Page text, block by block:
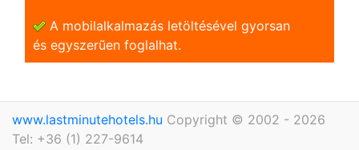
A mobilalkalmazás letöltésével gyorsan
és egyszerũen foglalhat.
www.lastminutehotels.hu Copyright © 2002 - 2026
Tel: +36 (1) 227-9614